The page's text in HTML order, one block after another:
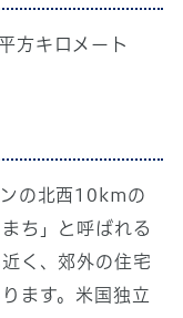
方キロメート
の北西10kmの
ち」と呼ばれる
く、郊外の住宅
ます。米国独立